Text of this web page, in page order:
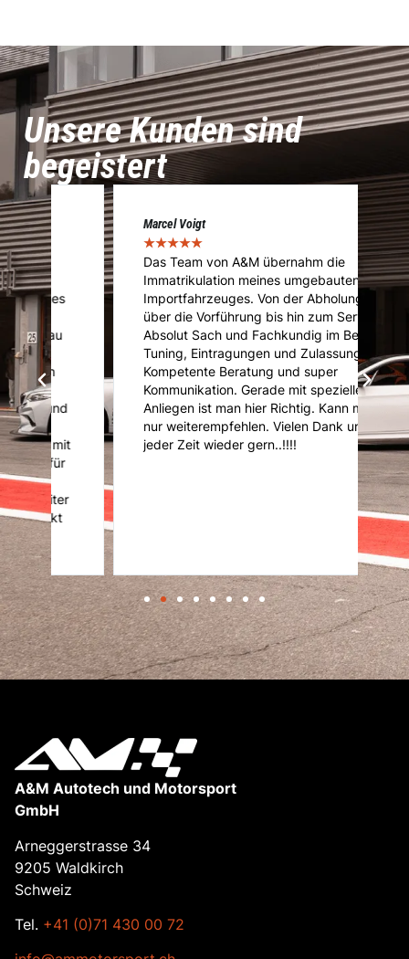
Unsere Kunden sind
begeistert
Marcel Voigt
★★
Das Team von A&M übernahm die
Immatrikulation meines umgebauten
Importfahrzeuges. Von der Abholung
über die Vorführung bis hin zum Service.
Absolut Sach und Fachkundig im Bereich
Tuning, Eintragungen und Zulassung.
Kompetente Beratung und super
Kommunikation. Gerade mit speziellen
Anliegen ist man hier Richtig. Kann mich
nur weiterempfehlen. Vielen Dank und
jeder Zeit wieder gern..!!!!
★
A&M Autotech und Motorsport
GmbH
Arneggerstrasse 34
9205 Waldkirch
Schweiz
Tel. +41 (0)71 430 00 72